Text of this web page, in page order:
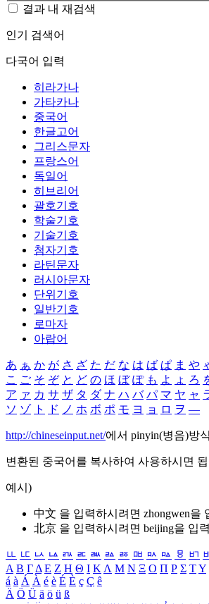
결과 내 재검색
인기 검색어
다국어 입력
히라가나
가타카나
중국어
한글고어
그리스문자
프랑스어
독일어
히브리어
괄호기호
학술기호
기술기호
첨자기호
라틴문자
러시아문자
단위기호
일반기호
로마자
아랍어
あ ぁ か が さ ざ た だ な は ば ぱ ま や
こ ご そ ぞ と ど の ほ ぼ ぽ も よ ょ ろ
ア ァ カ サ ザ タ ダ ナ ハ バ パ マ ヤ ャ
ソ ゾ ト ド ノ ホ ボ ポ モ ヨ ョ ロ ヲ ―
http://chineseinput.net/에서 pinyin(병음)방
변환된 중국어를 복사하여 사용하시면
예시)
中文 을 입력하시려면 zhongwen을
北京 을 입력하시려면 beijing을 입
ㅥ ㅦ ㅧ ㅨ ㅩ ㅪ ㅫ ㅬ ㅭ ㅮ ㅯ ㅰ ㅱ ㅲ
Α Β ΓΔ Ε Ζ Η Θ Ι ΚΛ Μ Ν Ξ Ο Π Ρ Σ ΤΥ
á à Á À é è É È ç Ç ê
Ä Ö Ü ä ö ü ß